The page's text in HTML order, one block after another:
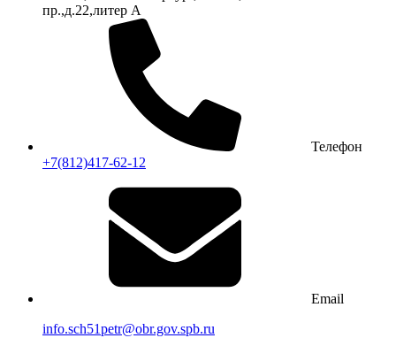
пр.,д.22,литер А
Телефон
+7(812)417-62-12
Email
info.sch51petr@obr.gov.spb.ru